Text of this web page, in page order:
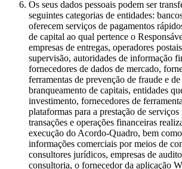
Os seus dados pessoais podem ser
seguintes categorias de entidades:
oferecem serviços de pagamentos
de capital ao qual pertence o
empresas de entregas, operadores
supervisão, autoridades de informação
fornecedores de dados de mercado,
ferramentas de prevenção de fraude e
branqueamento de capitais, entidades
investimento, fornecedores de
plataformas para a prestação de
transações e operações financeiras
execução do Acordo-Quadro, bem
informações comerciais por meios de
consultores jurídicos, empresas de
consultoria, o fornecedor da aplicação